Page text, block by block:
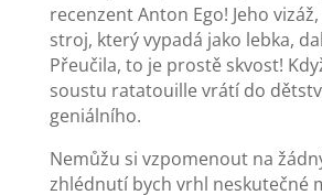
recenzent Anton Ego! Jeho
stroj, který vypadá jako lebka,
Přeučila, to je prostě skvost!
soustu ratatouille vrátí do
geniálního.
Nemůžu si vzpomenout na
zhlédnutí bych vrhl neskutečné